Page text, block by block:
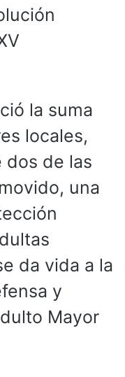
la suma
locales,
dos de las
una
da vida a la
y
Mayor